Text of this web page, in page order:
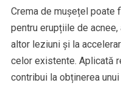
Crema de mușețel poate
pentru erupțiile de
altor leziuni și la
celor existente. Aplicată
contribui la obținerea